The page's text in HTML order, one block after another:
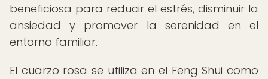
beneficiosa para reducir el estrés, disminuir la
ansiedad y promover la serenidad en el
entorno familiar.
El cuarzo rosa se utiliza en el Feng Shui como